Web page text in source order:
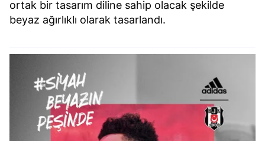
ortak bir tasarım diline sahip olacak şekilde
beyaz ağırlıklı olarak tasarlandı.